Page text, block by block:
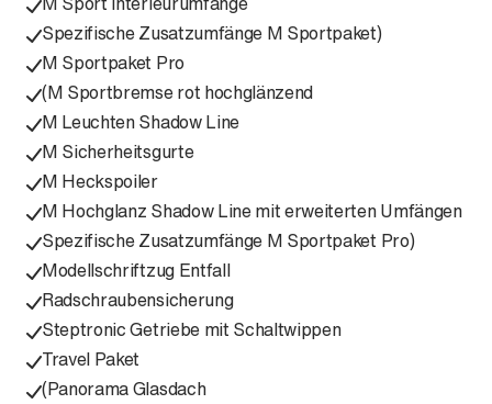
Spezifische Zusatzumfänge M Sportpaket)
M Sportpaket Pro
(M Sportbremse rot hochglänzend
M Leuchten Shadow Line
M Sicherheitsgurte
M Heckspoiler
M Hochglanz Shadow Line mit erweiterten Umfängen
Spezifische Zusatzumfänge M Sportpaket Pro)
Modellschriftzug Entfall
Radschraubensicherung
Steptronic Getriebe mit Schaltwippen
Travel Paket
(Panorama Glasdach